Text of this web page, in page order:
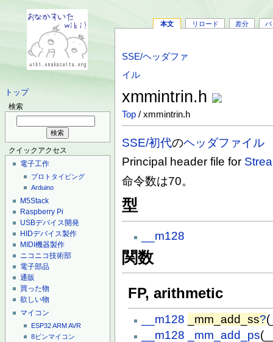
トップ
検索
クイックアクセス
電子工作
プロトタイピング
Arduino
M5Stack
Raspberry Pi
USBデバイス開発
HIDデバイス製作
MIDI機器製作
ニコニコ技術部
電子部品
通販
買った物
欲しい物
マイコン
ESP32ARMAVR
8ピンマイコン
本文 リロード 差分 バ
SSE/ヘッダファ
イル
xmmintrin.h
Top / xmmintrin.h
SSE/初代のヘッダファイル
Principal header file for
命令数は70。
型
__m128
関数
FP, arithmetic
__m128 _mm_add_ss?
__m128
_mm_add_ps